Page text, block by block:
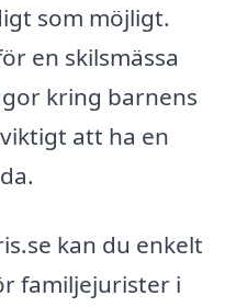
som möjligt.
en skilsmässa
kring barnens
att ha en
kan du enkelt
familjejurister i